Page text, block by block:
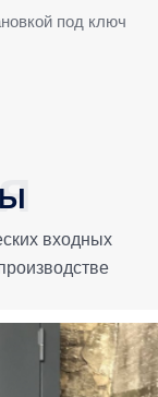
под ключ
входных